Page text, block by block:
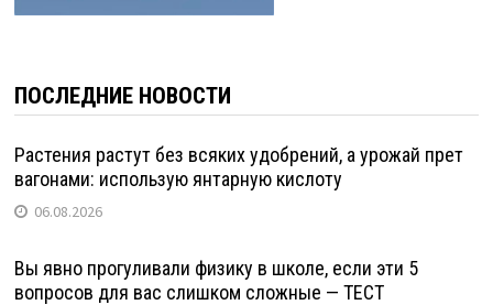
ПОСЛЕДНИЕ НОВОСТИ
Растения растут без всяких удобрений, а урожай прет
вагонами: использую янтарную кислоту
06.08.2026
Вы явно прогуливали физику в школе, если эти 5
вопросов для вас слишком сложные — ТЕСТ